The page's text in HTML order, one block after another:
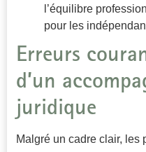
l’équilibre
pour les
Erreurs
d’un
juridique
Malgré un cadre clair, les